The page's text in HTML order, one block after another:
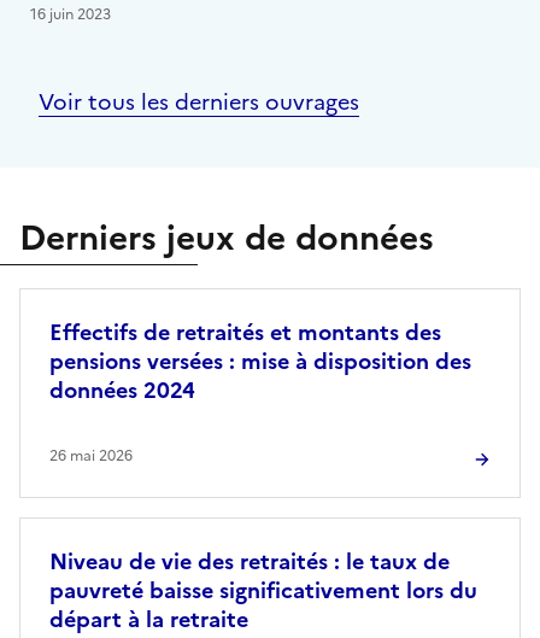
16 juin 2023
Voir tous les derniers ouvrages
Derniers jeux de données
Effectifs de retraités et montants des
pensions versées : mise à disposition des
données 2024
26 mai 2026
Niveau de vie des retraités : le taux de
pauvreté baisse significativement lors du
départ à la retraite